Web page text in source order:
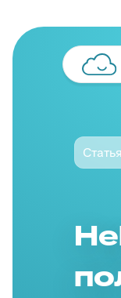
Статья